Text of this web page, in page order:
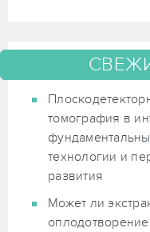
томография в
технологии и
развития
Может ли